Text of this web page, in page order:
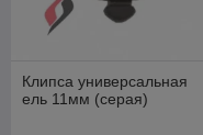
Клипса универсальная
ель 11мм (серая)